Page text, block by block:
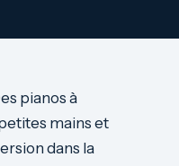
pianos à
mains et
dans la